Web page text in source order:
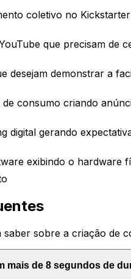
coletivo no
que precisam de
desejam demonstrar a
consumo criando
digital gerando
exibindo o hardware
sobre a criação de
mais de 8 segundos de